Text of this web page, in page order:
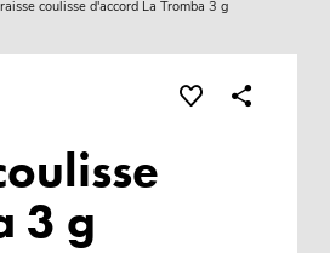
coulisse d'accord La Tromba 3 g
3 g